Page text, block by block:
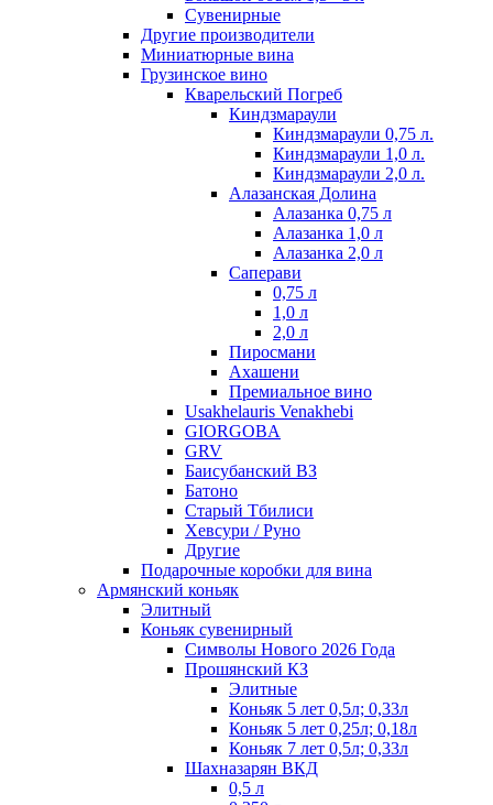
Сувенирные
Другие производители
Миниатюрные вина
Грузинское вино
Кварельский Погреб
Киндзмараули
Киндзмараули 0,75 л.
Киндзмараули 1,0 л.
Киндзмараули 2,0 л.
Алазанская Долина
Алазанка 0,75 л
Алазанка 1,0 л
Алазанка 2,0 л
Саперави
0,75 л
1,0 л
2,0 л
Пиросмани
Ахашени
Премиальное вино
Usakhelauris Venakhebi
GIORGOBA
GRV
Баисубанский ВЗ
Батоно
Старый Тбилиси
Хевсури / Руно
Другие
Подарочные коробки для вина
Армянский коньяк
Элитный
Коньяк сувенирный
Символы Нового 2026 Года
Прошянский КЗ
Элитные
Коньяк 5 лет 0,5л; 0,33л
Коньяк 5 лет 0,25л; 0,18л
Коньяк 7 лет 0,5л; 0,33л
Шахназарян ВКД
0,5 л